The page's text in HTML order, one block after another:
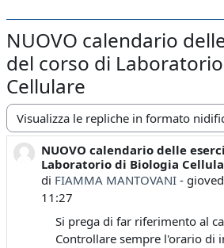
NUOVO calendario
del corso di
Cellulare
Modalità visualizzazione
NUOVO calendario delle
Laboratorio di Biologia
di FIAMMA MANTOVANI -
11:27
Numero di risposte: 0
Si prega di far riferimento al
Controllare sempre l'orario di